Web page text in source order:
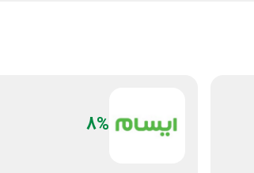
8%